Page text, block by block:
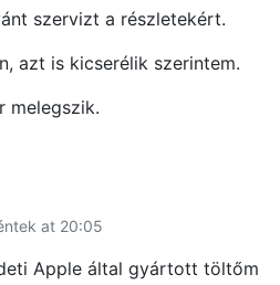
szervizt a részletekért.
azt is kicserélik szerintem.
melegszik.
at 20:05
Apple által gyártott töltőm